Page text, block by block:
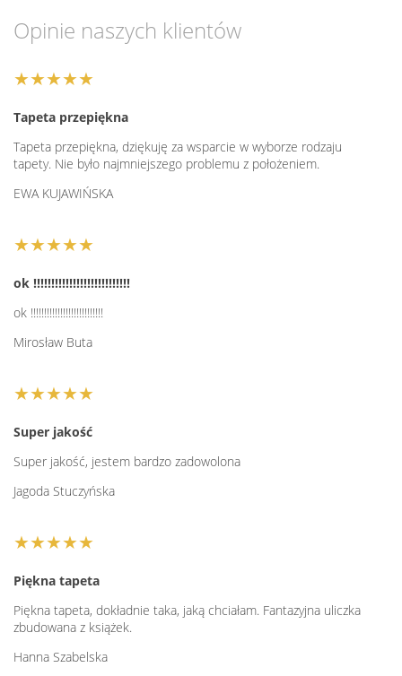
Opinie naszych klientów
★★★★★
Tapeta przepiękna
Tapeta przepiękna, dziękuję za wsparcie w wyborze rodzaju
tapety. Nie było najmniejszego problemu z położeniem.
EWA KUJAWIŃSKA
★★★★★
ok !!!!!!!!!!!!!!!!!!!!!!!!!!!
ok !!!!!!!!!!!!!!!!!!!!!!!!!!!
Mirosław Buta
★★★★★
Super jakość
Super jakość, jestem bardzo zadowolona
Jagoda Stuczyńska
★★★★★
Piękna tapeta
Piękna tapeta, dokładnie taka, jaką chciałam. Fantazyjna uliczka
zbudowana z książek.
Hanna Szabelska